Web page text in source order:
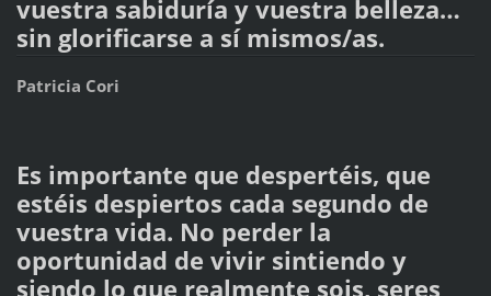
vuestra sabiduría y vuestra belleza…
sin glorificarse a sí mismos/as.
Patricia Cori
Es importante que despertéis, que
estéis despiertos cada segundo de
vuestra vida. No perder la
oportunidad de vivir sintiendo y
siendo lo que realmente sois, seres